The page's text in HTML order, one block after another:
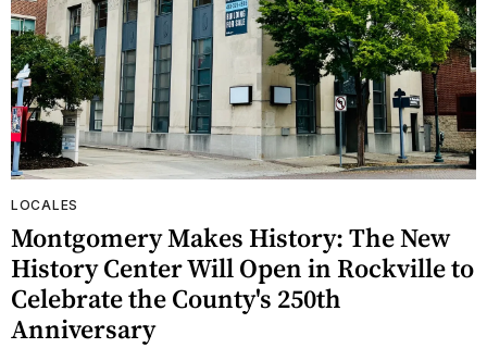
LOCALES
Montgomery Makes History: The New
History Center Will Open in Rockville to
Celebrate the County's 250th
Anniversary